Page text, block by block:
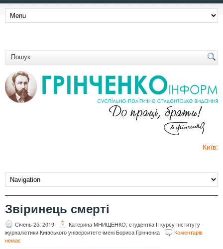
Київ:
Звіринець смерті
Січень 25, 2019
Катерина МНИЩЕНКО, студентка ІІ курсу Інституту
журналістики Київського університете імені Бориса Грінченка
Коментарів
немає